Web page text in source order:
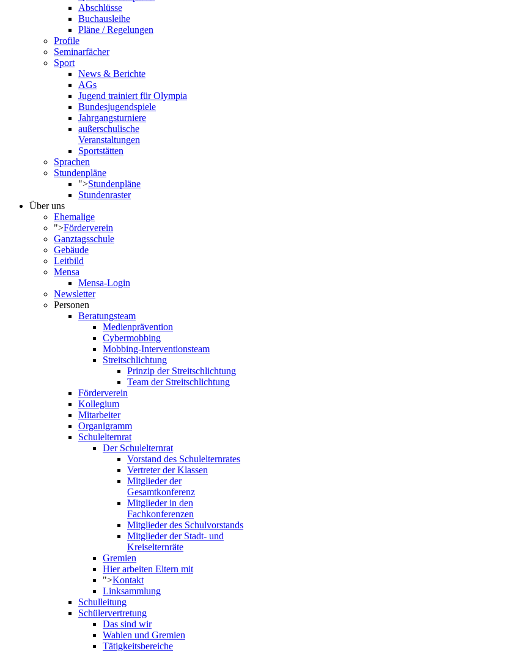
Abschlüsse
Buchausleihe
Pläne / Regelungen
Profile
Seminarfächer
Sport
News & Berichte
AGs
Jugend trainiert für Olympia
Bundesjugendspiele
Jahrgangsturniere
außerschulische
Veranstaltungen
Sportstätten
Sprachen
Stundenpläne
">Stundenpläne
Stundenraster
Über uns
Ehemalige
">Förderverein
Ganztagsschule
Gebäude
Leitbild
Mensa
Mensa-Login
Newsletter
Personen
Beratungsteam
Medienprävention
Cybermobbing
Mobbing-Interventionsteam
Streitschlichtung
Prinzip der Streitschlichtung
Team der Streitschlichtung
Förderverein
Kollegium
Mitarbeiter
Organigramm
Schulelternrat
Der Schulelternrat
Vorstand des Schulelternrates
Vertreter der Klassen
Mitglieder der
Gesamtkonferenz
Mitglieder in den
Fachkonferenzen
Mitglieder des Schulvorstands
Mitglieder der Stadt- und
Kreiselternräte
Gremien
Hier arbeiten Eltern mit
">Kontakt
Linksammlung
Schulleitung
Schülervertretung
Das sind wir
Wahlen und Gremien
Tätigkeitsbereiche